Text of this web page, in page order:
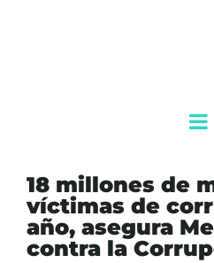
18 millones de
víctimas de
año, asegura
contra la